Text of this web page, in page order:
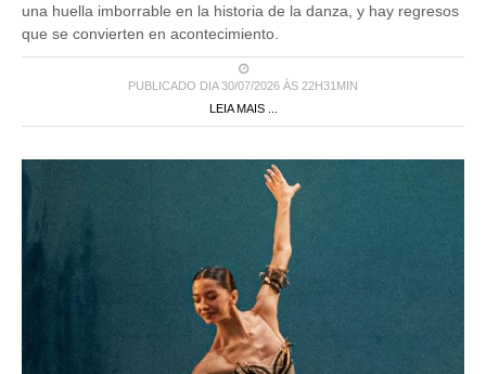
que se convierten en acontecimiento.
PUBLICADO DIA 30/07/2026 ÀS 22H31MIN
LEIA MAIS ...